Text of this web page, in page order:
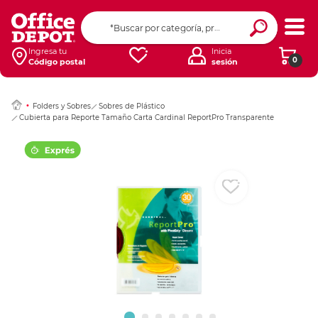
Ingresa tu
Código postal
0
Inicia
sesión
Folders y Sobres
Sobres de Plástico
Cubierta para Reporte Tamaño Carta Cardinal ReportPro Transparente
Ingresar Codigo